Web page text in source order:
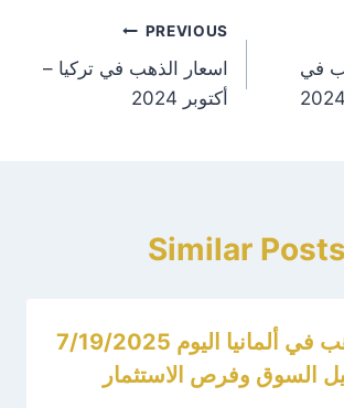
PREVIOUS
اسعار الذهب في تركيا –
أكتوبر 2024
في
Similar Posts
أسعار الذهب في ألمانيا اليوم 7/19/2025
السوق وفرص الاستثمار